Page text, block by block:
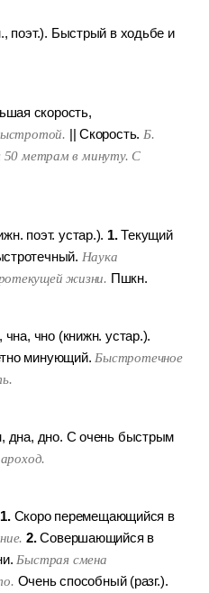
поэт.). Быстрый в ходьбе и
скорость,
||Скорость. Б.
50 метрам в минуту. С
поэт. устар.). 1. Текущий
Наука
жизни. Пшкн.
чна, чно (книжн. устар.).
минующий. Быстротечное
дна, дно. С очень быстрым
1. Скоро перемещающийся в
2. Совершающийся в
Быстрая смена
Очень способный (разг.).